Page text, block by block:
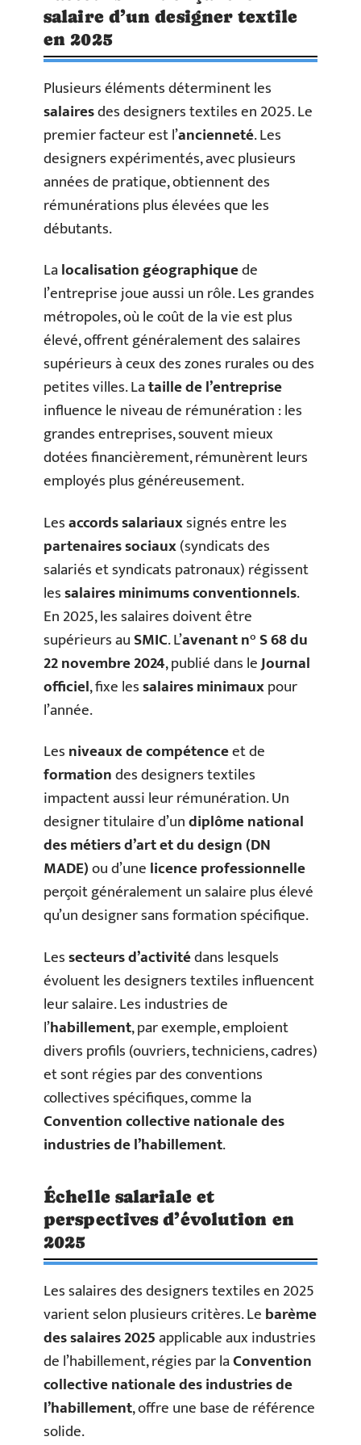
salaire d’un designer textile
en 2025
Plusieurs éléments déterminent les
salairesdes designers textiles en 2025. Le
premier facteur est l’ancienneté. Les
designers expérimentés, avec plusieurs
années de pratique, obtiennent des
rémunérations plus élevées que les
débutants.
Lalocalisation géographiquede
l’entreprise joue aussi un rôle. Les grandes
métropoles, où le coût de la vie est plus
élevé, offrent généralement des salaires
supérieurs à ceux des zones rurales ou des
petites villes. Lataille de l’entreprise
influence le niveau de rémunération : les
grandes entreprises, souvent mieux
dotées financièrement, rémunèrent leurs
employés plus généreusement.
Lesaccords salariauxsignés entre les
partenaires sociaux(syndicats des
salariés et syndicats patronaux) régissent
lessalaires minimums conventionnels.
En 2025, les salaires doivent être
supérieurs auSMIC. L’avenant n° S 68 du
22 novembre 2024, publié dans leJournal
officiel, fixe lessalaires minimauxpour
l’année.
Lesniveaux de compétenceet de
formationdes designers textiles
impactent aussi leur rémunération. Un
designer titulaire d’undiplôme national
des métiers d’art et du design (DN
MADE)ou d’unelicence professionnelle
perçoit généralement un salaire plus élevé
qu’un designer sans formation spécifique.
Lessecteurs d’activitédans lesquels
évoluent les designers textiles influencent
leur salaire. Les industries de
l’habillement, par exemple, emploient
divers profils (ouvriers, techniciens, cadres)
et sont régies par des conventions
collectives spécifiques, comme la
Convention collective nationale des
industries de l’habillement.
Échelle salariale et
perspectives d’évolution en
2025
Les salaires des designers textiles en 2025
varient selon plusieurs critères. Lebarème
des salaires 2025applicable aux industries
de l’habillement, régies par laConvention
collective nationale des industries de
l’habillement, offre une base de référence
solide.